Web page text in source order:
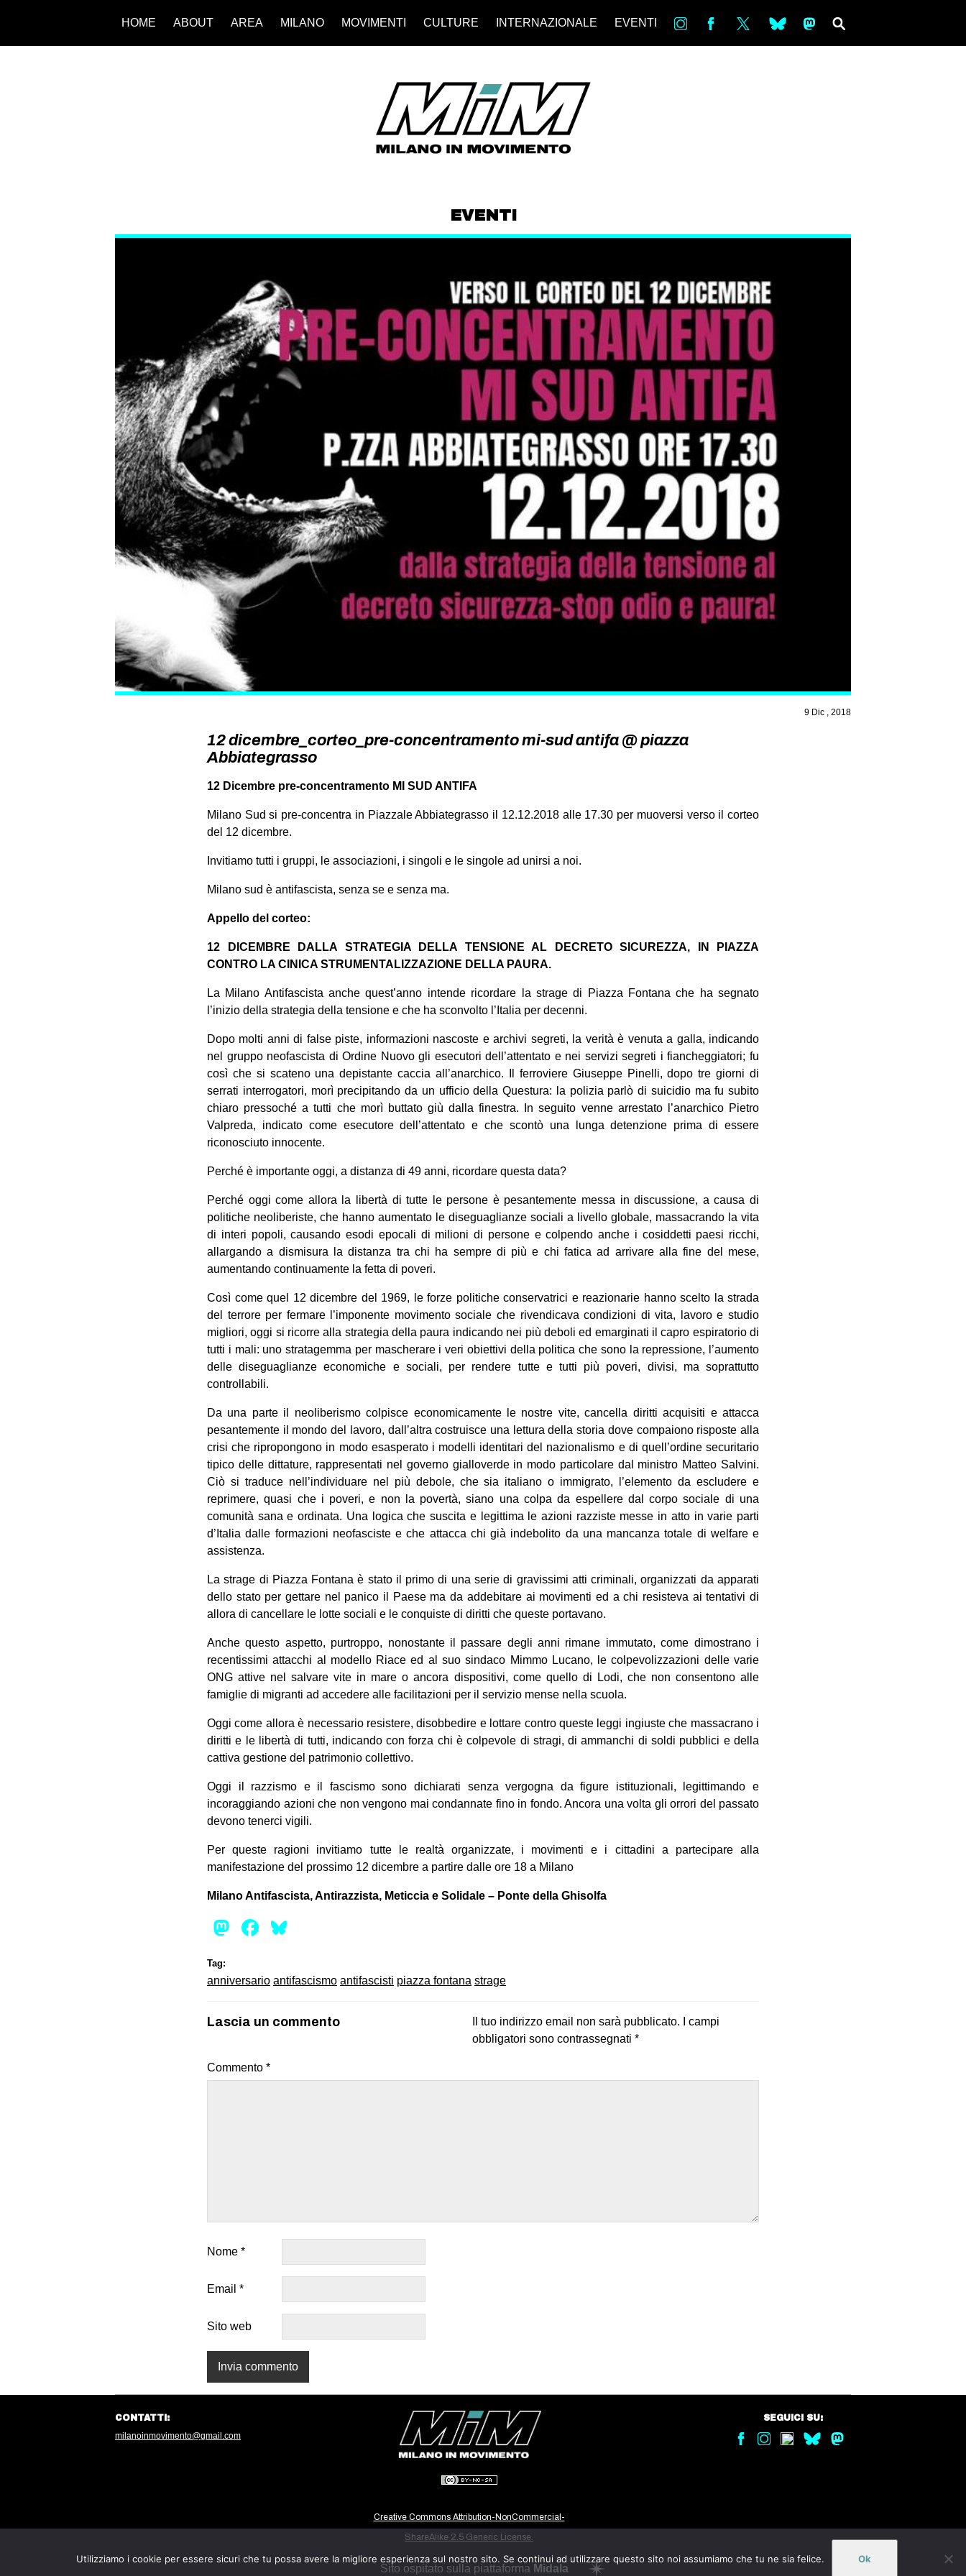
HOME ABOUT AREA MILANO MOVIMENTI CULTURE INTERNAZIONALE EVENTI in bsky ms
EVENTI
9 Dic , 2018
12 dicembre_corteo_pre-concentramento mi-sud antifa @ piazza
Abbiategrasso
12 Dicembre pre-concentramento MI SUD ANTIFA
Milano Sud si pre-concentra in Piazzale Abbiategrasso il 12.12.2018 alle 17.30 per muoversi verso il corteo
del 12 dicembre.
Invitiamo tutti i gruppi, le associazioni, i singoli e le singole ad unirsi a noi.
Milano sud è antifascista, senza se e senza ma.
Appello del corteo:
12 DICEMBRE DALLA STRATEGIA DELLA TENSIONE AL DECRETO SICUREZZA, IN PIAZZA
CONTRO LA CINICA STRUMENTALIZZAZIONE DELLA PAURA.
La Milano Antifascista anche quest’anno intende ricordare la strage di Piazza Fontana che ha segnato
l’inizio della strategia della tensione e che ha sconvolto l’Italia per decenni.
Dopo molti anni di false piste, informazioni nascoste e archivi segreti, la verità è venuta a galla, indicando
nel gruppo neofascista di Ordine Nuovo gli esecutori dell’attentato e nei servizi segreti i fiancheggiatori; fu
così che si scateno una depistante caccia all’anarchico. Il ferroviere Giuseppe Pinelli, dopo tre giorni di
serrati interrogatori, morì precipitando da un ufficio della Questura: la polizia parlò di suicidio ma fu subito
chiaro pressoché a tutti che morì buttato giù dalla finestra. In seguito venne arrestato l’anarchico Pietro
Valpreda, indicato come esecutore dell’attentato e che scontò una lunga detenzione prima di essere
riconosciuto innocente.
Perché è importante oggi, a distanza di 49 anni, ricordare questa data?
Perché oggi come allora la libertà di tutte le persone è pesantemente messa in discussione, a causa di
politiche neoliberiste, che hanno aumentato le diseguaglianze sociali a livello globale, massacrando la vita
di interi popoli, causando esodi epocali di milioni di persone e colpendo anche i cosiddetti paesi ricchi,
allargando a dismisura la distanza tra chi ha sempre di più e chi fatica ad arrivare alla fine del mese,
aumentando continuamente la fetta di poveri.
Così come quel 12 dicembre del 1969, le forze politiche conservatrici e reazionarie hanno scelto la strada
del terrore per fermare l’imponente movimento sociale che rivendicava condizioni di vita, lavoro e studio
migliori, oggi si ricorre alla strategia della paura indicando nei più deboli ed emarginati il capro espiratorio di
tutti i mali: uno stratagemma per mascherare i veri obiettivi della politica che sono la repressione, l’aumento
delle diseguaglianze economiche e sociali, per rendere tutte e tutti più poveri, divisi, ma soprattutto
controllabili.
Da una parte il neoliberismo colpisce economicamente le nostre vite, cancella diritti acquisiti e attacca
pesantemente il mondo del lavoro, dall’altra costruisce una lettura della storia dove compaiono risposte alla
crisi che ripropongono in modo esasperato i modelli identitari del nazionalismo e di quell’ordine securitario
tipico delle dittature, rappresentati nel governo gialloverde in modo particolare dal ministro Matteo Salvini.
Ciò si traduce nell’individuare nel più debole, che sia italiano o immigrato, l’elemento da escludere e
reprimere, quasi che i poveri, e non la povertà, siano una colpa da espellere dal corpo sociale di una
comunità sana e ordinata. Una logica che suscita e legittima le azioni razziste messe in atto in varie parti
d’Italia dalle formazioni neofasciste e che attacca chi già indebolito da una mancanza totale di welfare e
assistenza.
La strage di Piazza Fontana è stato il primo di una serie di gravissimi atti criminali, organizzati da apparati
dello stato per gettare nel panico il Paese ma da addebitare ai movimenti ed a chi resisteva ai tentativi di
allora di cancellare le lotte sociali e le conquiste di diritti che queste portavano.
Anche questo aspetto, purtroppo, nonostante il passare degli anni rimane immutato, come dimostrano i
recentissimi attacchi al modello Riace ed al suo sindaco Mimmo Lucano, le colpevolizzazioni delle varie
ONG attive nel salvare vite in mare o ancora dispositivi, come quello di Lodi, che non consentono alle
famiglie di migranti ad accedere alle facilitazioni per il servizio mense nella scuola.
Oggi come allora è necessario resistere, disobbedire e lottare contro queste leggi ingiuste che massacrano i
diritti e le libertà di tutti, indicando con forza chi è colpevole di stragi, di ammanchi di soldi pubblici e della
cattiva gestione del patrimonio collettivo.
Oggi il razzismo e il fascismo sono dichiarati senza vergogna da figure istituzionali, legittimando e
incoraggiando azioni che non vengono mai condannate fino in fondo. Ancora una volta gli orrori del passato
devono tenerci vigili.
Per queste ragioni invitiamo tutte le realtà organizzate, i movimenti e i cittadini a partecipare alla
manifestazione del prossimo 12 dicembre a partire dalle ore 18 a Milano
Milano Antifascista, Antirazzista, Meticcia e Solidale – Ponte della Ghisolfa
Mastodon
Facebook
Tag:
anniversario antifascismo antifascisti piazza fontana strage
Lascia un commento Il tuo indirizzo email non sarà pubblicato.
I campi
obbligatori sono contrassegnati *
Commento *
Nome *
Email *
Sito web
Creative Commons Attribution-NonCommercial-
ShareAlike 2.5 Generic License.
CONTATTI:
milanoinmovimento@gmail.com
SEGUICI SU:
Sito ospitato sulla piattaforma Midala
Utilizziamo i cookie per essere sicuri che tu possa avere la migliore esperienza sul nostro sito. Se continui ad utilizzare questo sito noi assumiamo che tu ne sia felice. Ok